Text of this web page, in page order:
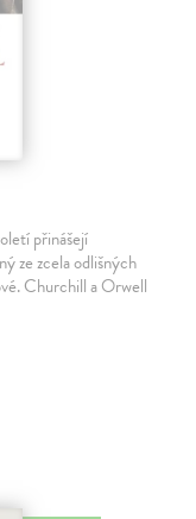
přinášejí
ze zcela odlišných
Churchill a Orwell